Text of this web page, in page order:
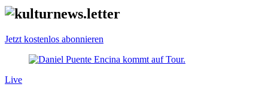
Jetzt kostenlos abonnieren
Live